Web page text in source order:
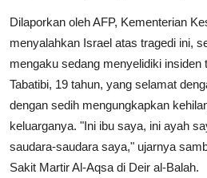
Dilaporkan oleh AFP, Kementerian
menyalahkan Israel atas tragedi ini,
mengaku sedang menyelidiki
Tabatibi, 19 tahun, yang selamat
dengan sedih mengungkapkan
keluarganya. "Ini ibu saya, ini ayah
saudara-saudara saya," ujarnya
Sakit Martir Al-Aqsa di Deir al-Balah.